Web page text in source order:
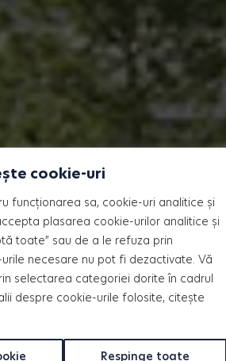
cookie-uri
funcționarea sa, cookie-uri analitice și
plasarea cookie-urilor analitice și
toate” sau de a le refuza prin
necesare nu pot fi dezactivate. Vă
selectarea categoriei dorite în cadrul
despre cookie-urile folosite, citește
Respinge toate
la